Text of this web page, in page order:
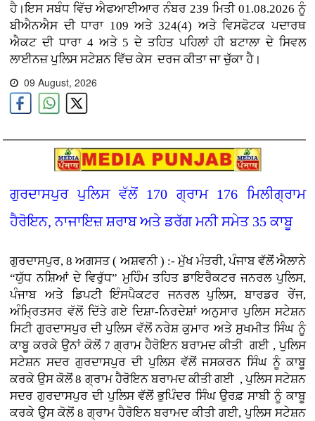
ਹੈ।ਇਸ ਸਬੰਧ ਵਿੱਚ ਐਫਆਈਆਰ ਨੰਬਰ 239 ਮਿਤੀ 01.08.2026 ਨੂੰ
ਬੀਐਨਐਸ ਦੀ ਧਾਰਾ 109 ਅਤੇ 324(4) ਅਤੇ ਵਿਸਫੋਟਕ ਪਦਾਰਥ
ਐਕਟ ਦੀ ਧਾਰਾ 4 ਅਤੇ 5 ਦੇ ਤਹਿਤ ਪਹਿਲਾਂ ਹੀ ਬਟਾਲਾ ਦੇ ਸਿਵਲ
ਲਾਈਨਜ਼ ਪੁਲਿਸ ਸਟੇਸ਼ਨ ਵਿੱਚ ਕੇਸ ਦਰਜ ਕੀਤਾ ਜਾ ਚੁੱਕਾ ਹੈ।
09 August, 2026
ਗੁਰਦਾਸਪੁਰ ਪੁਲਿਸ ਵੱਲੋਂ 170 ਗ੍ਰਾਮ 176 ਮਿਲੀਗ੍ਰਾਮ
ਹੈਰੋਇਨ, ਨਾਜਾਇਜ਼ ਸ਼ਰਾਬ ਅਤੇ ਡਰੱਗ ਮਨੀ ਸਮੇਤ 35 ਕਾਬੂ
ਗੁਰਦਾਸਪੁਰ, 8 ਅਗਸਤ ( ਅਸ਼ਵਨੀ ) :- ਮੁੱਖ ਮੰਤਰੀ, ਪੰਜਾਬ ਵੱਲੋਂ ਐਲਾਨੇ
“ਯੁੱਧ ਨਸ਼ਿਆਂ ਦੇ ਵਿਰੁੱਧ” ਮੁਹਿੰਮ ਤਹਿਤ ਡਾਇਰੈਕਟਰ ਜਨਰਲ ਪੁਲਿਸ,
ਪੰਜਾਬ ਅਤੇ ਡਿਪਟੀ ਇੰਸਪੈਕਟਰ ਜਨਰਲ ਪੁਲਿਸ, ਬਾਰਡਰ ਰੇਂਜ,
ਅੰਮ੍ਰਿਤਸਰ ਵੱਲੋਂ ਦਿੱਤੇ ਗਏ ਦਿਸ਼ਾ-ਨਿਰਦੇਸ਼ਾਂ ਅਨੁਸਾਰ ਪੁਲਿਸ ਸਟੇਸ਼ਨ
ਸਿਟੀ ਗੁਰਦਾਸਪੁਰ ਦੀ ਪੁਲਿਸ ਵੱਲੋਂ ਨਰੇਸ਼ ਕੁਮਾਰ ਅਤੇ ਸੁਖਮੀਤ ਸਿੰਘ ਨੂੰ
ਕਾਬੂ ਕਰਕੇ ਉਨਾਂ ਕੋਲੋਂ 7 ਗ੍ਰਾਮ ਹੈਰੋਇਨ ਬਰਾਮਦ ਕੀਤੀ ਗਈ , ਪੁਲਿਸ
ਸਟੇਸ਼ਨ ਸਦਰ ਗੁਰਦਾਸਪੁਰ ਦੀ ਪੁਲਿਸ ਵੱਲੋਂ ਜਸਕਰਨ ਸਿੰਘ ਨੂੰ ਕਾਬੂ
ਕਰਕੇ ਉਸ ਕੋਲੋਂ 8 ਗ੍ਰਾਮ ਹੈਰੋਇਨ ਬਰਾਮਦ ਕੀਤੀ ਗਈ , ਪੁਲਿਸ ਸਟੇਸ਼ਨ
ਸਦਰ ਗੁਰਦਾਸਪੁਰ ਦੀ ਪੁਲਿਸ ਵੱਲੋਂ ਭੁਪਿੰਦਰ ਸਿੰਘ ਉਰਫ਼ ਸਾਬੀ ਨੂੰ ਕਾਬੂ
ਕਰਕੇ ਉਸ ਕੋਲੋਂ 8 ਗ੍ਰਾਮ ਹੈਰੋਇਨ ਬਰਾਮਦ ਕੀਤੀ ਗਈ, ਪੁਲਿਸ ਸਟੇਸ਼ਨ